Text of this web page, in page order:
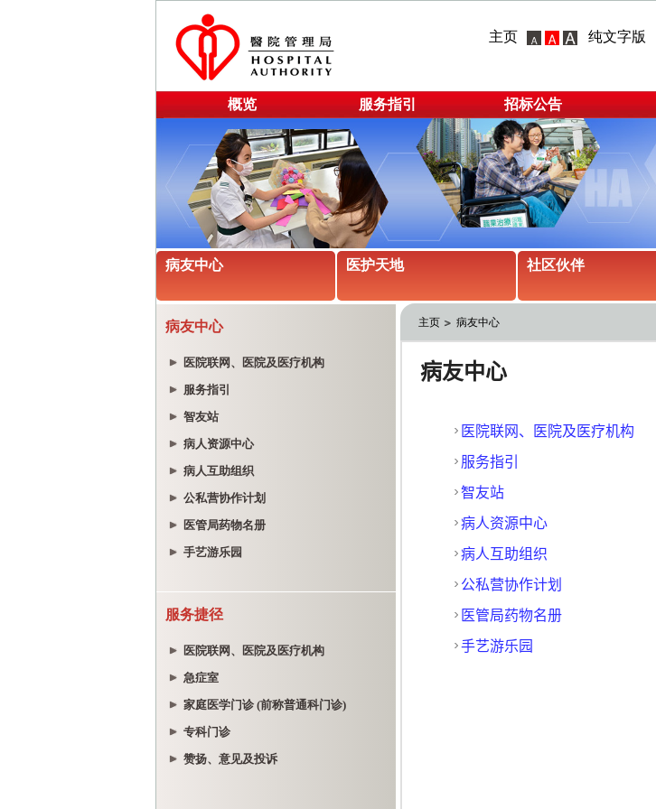
主页 纯文字版
概览 服务指引 招标公告
病友中心 医护天地 社区伙伴
病友中心
医院联网、医院及医疗机构
服务指引
智友站
病人资源中心
病人互助组织
公私营协作计划
医管局药物名册
手艺游乐园
服务捷径
医院联网、医院及医疗机构
急症室
家庭医学门诊 (前称普通科门诊)
专科门诊
赞扬、意见及投诉
主页 病友中心